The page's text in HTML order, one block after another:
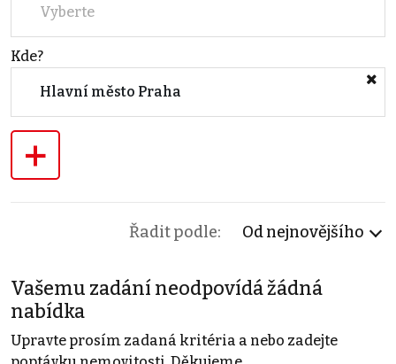
Vyberte
Kde?
Hlavní město Praha
+
Řadit podle: Od nejnovějšího
Vašemu zadání neodpovídá žádná
nabídka
Upravte prosím zadaná kritéria a nebo zadejte